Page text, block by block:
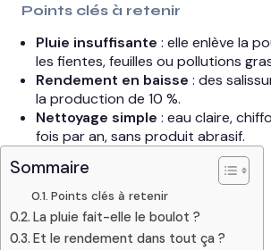
Points clés à retenir
Pluie insuffisante : elle enlève la
les fientes, feuilles ou pollutions
Rendement en baisse : des
la production de 10 %.
Nettoyage simple : eau claire,
fois par an, sans produit abrasif.
Sommaire
Points clés à retenir
La pluie fait-elle le boulot ?
Et le rendement dans tout ça ?